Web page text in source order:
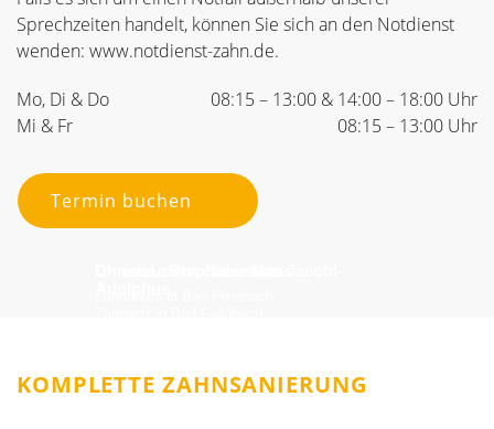
Sprechzeiten handelt, können Sie sich an den Notdienst
wenden: www.notdienst-zahn.de.
Mo, Di & Do
08:15 – 13:00 & 14:00 – 18:00 Uhr
Mi & Fr
08:15 – 13:00 Uhr
Termin buchen
KOMPLETTE ZAHNSANIERUNG